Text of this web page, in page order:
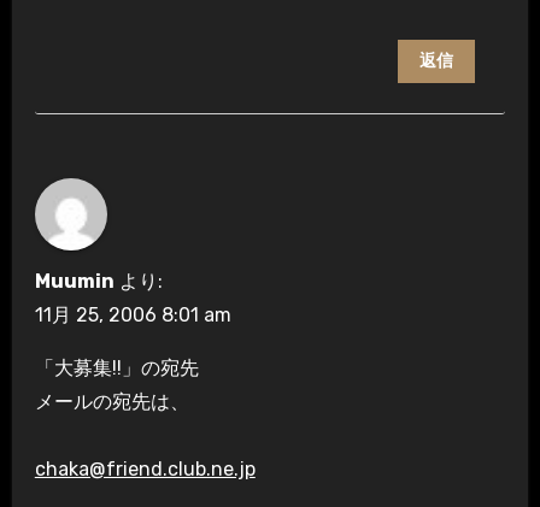
返信
Muumin より:
11月 25, 2006 8:01 am
「大募集!!」の宛先
メールの宛先は、
chaka@friend.club.ne.jp